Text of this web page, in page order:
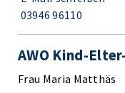
03946 96110
AWO Kind-
Frau Maria Matthäs